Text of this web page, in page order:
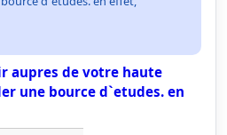
aupres de votre haute
une bource d`etudes. en